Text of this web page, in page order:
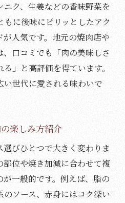
ク、生姜などの香味野菜を
に後味にピリッとしたアク
人気です。地元の焼肉店や
口コミでも「肉の美味しさ
」と高評価を得ています。
世代に愛される味わいで
楽しみ方紹介
びひとつで大きく変わりま
位や焼き加減に合わせて複
一般的です。例えば、脂の
ソース、赤身にはコク深い